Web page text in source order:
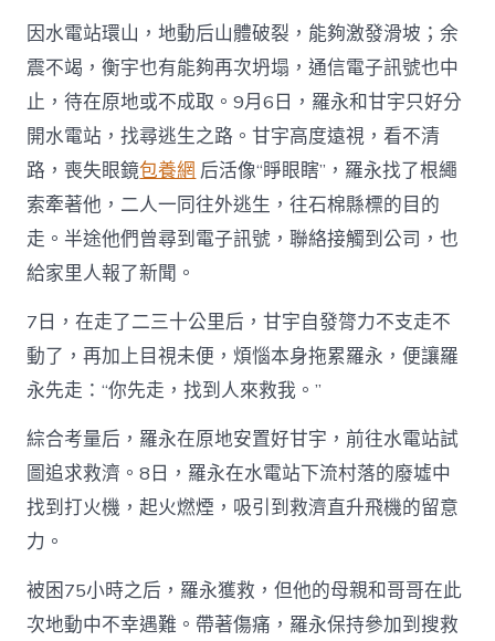
因水電站環山，地動后山體破裂，能夠激發滑坡；余
震不竭，衡宇也有能夠再次坍塌，通信電子訊號也中
止，待在原地或不成取。9月6日，羅永和甘宇只好分
開水電站，找尋逃生之路。甘宇高度遠視，看不清
路，喪失眼鏡包養網 后活像“睜眼瞎”，羅永找了根繩
索牽著他，二人一同往外逃生，往石棉縣標的目的
走。半途他們曾尋到電子訊號，聯絡接觸到公司，也
給家里人報了新聞。
7日，在走了二三十公里后，甘宇自發膂力不支走不
動了，再加上目視未便，煩惱本身拖累羅永，便讓羅
永先走：“你先走，找到人來救我。”
綜合考量后，羅永在原地安置好甘宇，前往水電站試
圖追求救濟。8日，羅永在水電站下流村落的廢墟中
找到打火機，起火燃煙，吸引到救濟直升飛機的留意
力。
被困75小時之后，羅永獲救，但他的母親和哥哥在此
次地動中不幸遇難。帶著傷痛，羅永保持參加到搜救